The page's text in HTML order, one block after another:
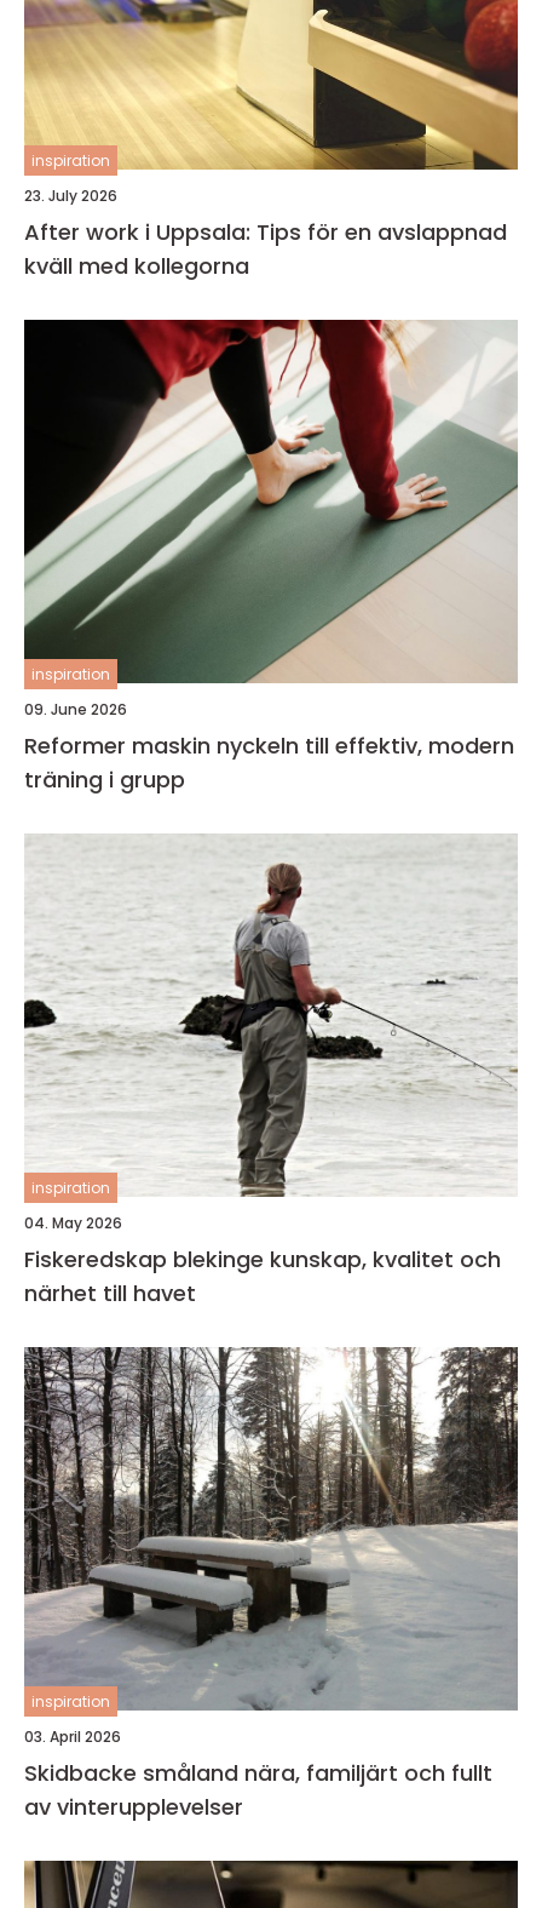
inspiration
23. July 2026
After work i Uppsala: Tips för en avslappnad
kväll med kollegorna
inspiration
09. June 2026
Reformer maskin nyckeln till effektiv, modern
träning i grupp
inspiration
04. May 2026
Fiskeredskap blekinge kunskap, kvalitet och
närhet till havet
inspiration
03. April 2026
Skidbacke småland nära, familjärt och fullt
av vinterupplevelser